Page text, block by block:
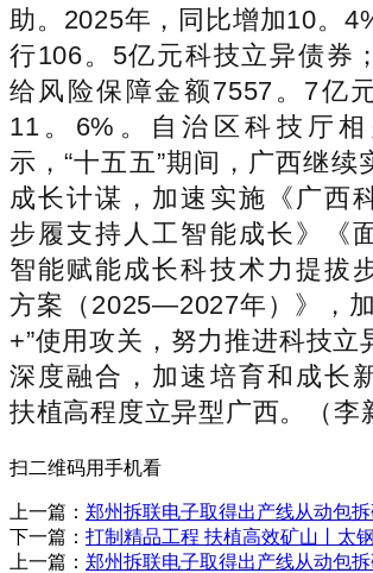
助。2025年，同比增加10。
行106。5亿元科技立异债券
给风险保障金额7557。7亿
11。6%。自治区科技厅
示，“十五五”期间，广西继续
成长计谋，加速实施《广西
步履支持人工智能成长》《
智能赋能成长科技术力提拔
方案（2025—2027年）》，
+”使用攻关，努力推进科技立
深度融合，加速培育和成长
扶植高程度立异型广西。（李
扫二维码用手机看
上一篇： 郑州拆联电子取得出产线从动包
下一篇： 打制精品工程 扶植高效矿山丨太
上一篇： 郑州拆联电子取得出产线从动包